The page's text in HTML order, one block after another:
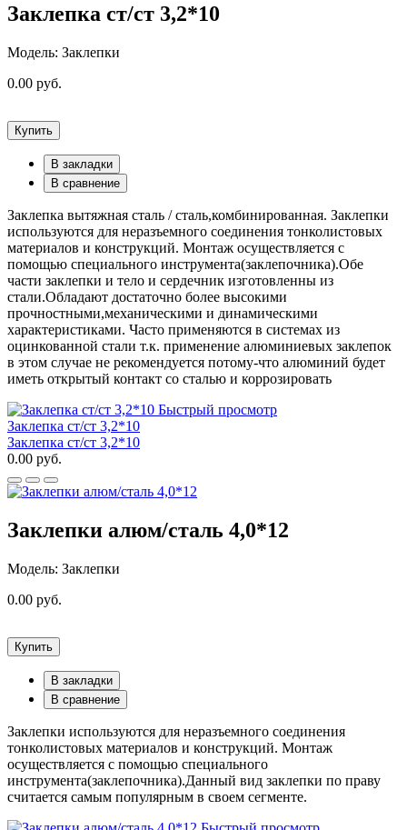
Заклепка ст/ст 3,2*10
Модель: Заклепки
0.00 руб.
Купить
В закладки
В сравнение
Заклепка вытяжная сталь / сталь,комбинированная. Заклепки
используются для неразъемного соединения тонколистовых
материалов и конструкций. Монтаж осуществляется с
помощью специального инструмента(заклепочника).Обе
части заклепки и тело и сердечник изготовленны из
стали.Обладают достаточно более высокими
прочностными,механическими и динамическими
характеристиками. Часто применяются в системах из
оцинкованной стали т.к. применение алюминиевых заклепок
в этом случае не рекомендуется потому-что алюминий будет
иметь открытый контакт со сталью и коррозировать
Быстрый просмотр
Заклепка ст/ст 3,2*10
Заклепка ст/ст 3,2*10
0.00 руб.
Заклепки алюм/сталь 4,0*12
Модель: Заклепки
0.00 руб.
Купить
В закладки
В сравнение
Заклепки используются для неразъемного соединения
тонколистовых материалов и конструкций. Монтаж
осуществляется с помощью специального
инструмента(заклепочника).Данный вид заклепки по праву
считается самым популярным в своем сегменте.